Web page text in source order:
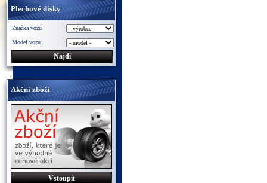
Plechové disky
Značka vozu
Model vozu
Akční zboží
Vstoupit